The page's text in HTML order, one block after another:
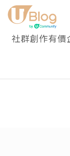
社群創作有價